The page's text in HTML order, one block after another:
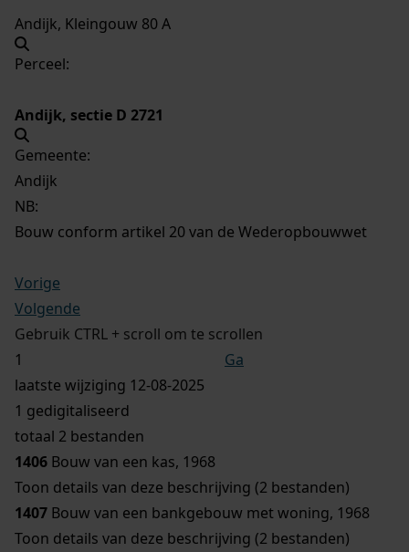
Andijk, Kleingouw 80 A
Perceel:
Andijk, sectie D 2721
Gemeente:
Andijk
NB:
Bouw conform artikel 20 van de Wederopbouwwet
Vorige
Volgende
Gebruik CTRL + scroll om te scrollen
Ga
laatste wijziging 12-08-2025
1 gedigitaliseerd
totaal 2 bestanden
1406 Bouw van een kas, 1968
Toon details van deze beschrijving (2 bestanden)
1407 Bouw van een bankgebouw met woning, 1968
Toon details van deze beschrijving (2 bestanden)